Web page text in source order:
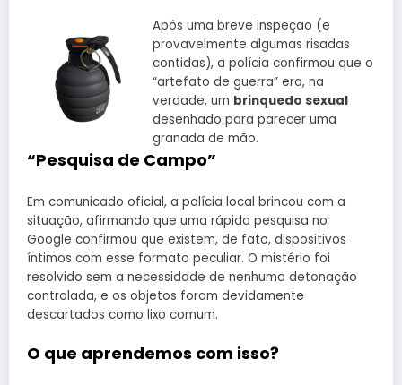
Após uma breve inspeção (e
provavelmente algumas risadas
contidas), a polícia confirmou que o
“artefato de guerra” era, na
verdade, um brinquedo sexual
desenhado para parecer uma
granada de mão.
“Pesquisa de Campo”
Em comunicado oficial, a polícia local brincou com a
situação, afirmando que uma rápida pesquisa no
Google confirmou que existem, de fato, dispositivos
íntimos com esse formato peculiar. O mistério foi
resolvido sem a necessidade de nenhuma detonação
controlada, e os objetos foram devidamente
descartados como lixo comum.
O que aprendemos com isso?